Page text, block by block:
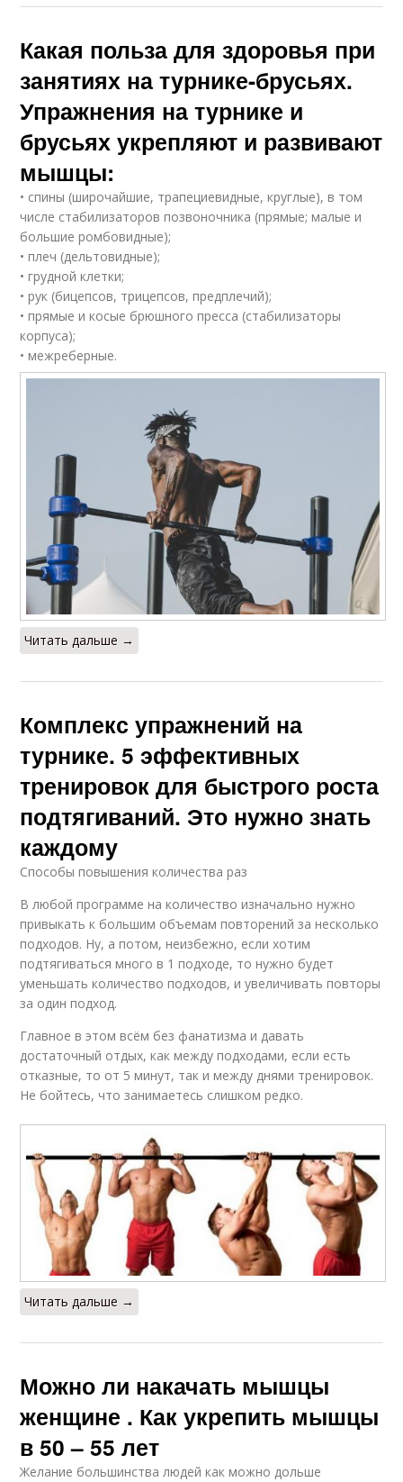
Какая польза для здоровья при
занятиях на турнике-брусьях.
Упражнения на турнике и
брусьях укрепляют и развивают
мышцы:
• спины (широчайшие, трапециевидные, круглые), в том
числе стабилизаторов позвоночника (прямые; малые и
большие ромбовидные);
• плеч (дельтовидные);
• грудной клетки;
• рук (бицепсов, трицепсов, предплечий);
• прямые и косые брюшного пресса (стабилизаторы
корпуса);
• межреберные.
Читать дальше →
Комплекс упражнений на
турнике. 5 эффективных
тренировок для быстрого роста
подтягиваний. Это нужно знать
каждому
Способы повышения количества раз
В любой программе на количество изначально нужно
привыкать к большим объемам повторений за несколько
подходов. Ну, а потом, неизбежно, если хотим
подтягиваться много в 1 подходе, то нужно будет
уменьшать количество подходов, и увеличивать повторы
за один подход.
Главное в этом всём без фанатизма и давать
достаточный отдых, как между подходами, если есть
отказные, то от 5 минут, так и между днями тренировок.
Не бойтесь, что занимаетесь слишком редко.
Читать дальше →
Можно ли накачать мышцы
женщине . Как укрепить мышцы
в 50 – 55 лет
Желание большинства людей как можно дольше